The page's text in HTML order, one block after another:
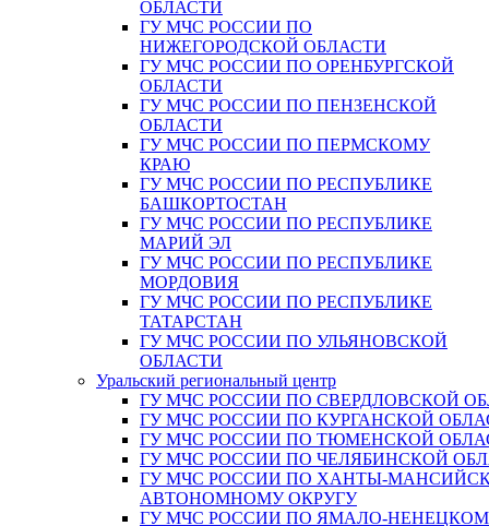
ОБЛАСТИ
ГУ МЧС РОССИИ ПО
НИЖЕГОРОДСКОЙ ОБЛАСТИ
ГУ МЧС РОССИИ ПО ОРЕНБУРГСКОЙ
ОБЛАСТИ
ГУ МЧС РОССИИ ПО ПЕНЗЕНСКОЙ
ОБЛАСТИ
ГУ МЧС РОССИИ ПО ПЕРМСКОМУ
КРАЮ
ГУ МЧС РОССИИ ПО РЕСПУБЛИКЕ
БАШКОРТОСТАН
ГУ МЧС РОССИИ ПО РЕСПУБЛИКЕ
МАРИЙ ЭЛ
ГУ МЧС РОССИИ ПО РЕСПУБЛИКЕ
МОРДОВИЯ
ГУ МЧС РОССИИ ПО РЕСПУБЛИКЕ
ТАТАРСТАН
ГУ МЧС РОССИИ ПО УЛЬЯНОВСКОЙ
ОБЛАСТИ
Уральский региональный центр
ГУ МЧС РОССИИ ПО СВЕРДЛОВСКОЙ
ГУ МЧС РОССИИ ПО КУРГАНСКОЙ
ГУ МЧС РОССИИ ПО ТЮМЕНСКОЙ
ГУ МЧС РОССИИ ПО ЧЕЛЯБИНСКОЙ
ГУ МЧС РОССИИ ПО ХАНТЫ-
АВТОНОМНОМУ ОКРУГУ
ГУ МЧС РОССИИ ПО ЯМАЛО-